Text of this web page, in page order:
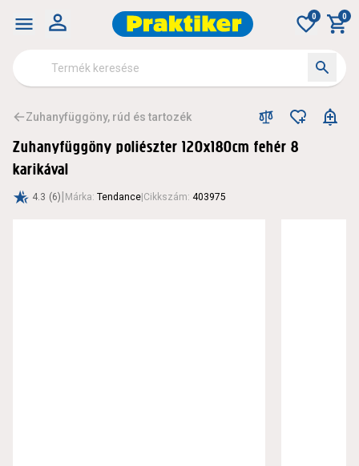
0 0
Zuhanyfüggöny, rúd és tartozék
Zuhanyfüggöny poliészter 120x180cm fehér 8
karikával
4.3 (6)| Márka: Tendance Cikkszám: 403975
Zuhanyfüggöny poliészter 120x180cm fehér 8 karikával